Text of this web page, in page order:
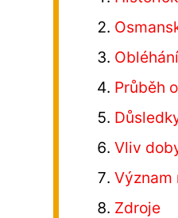
Průběh
Vliv
Význam
Zdroje